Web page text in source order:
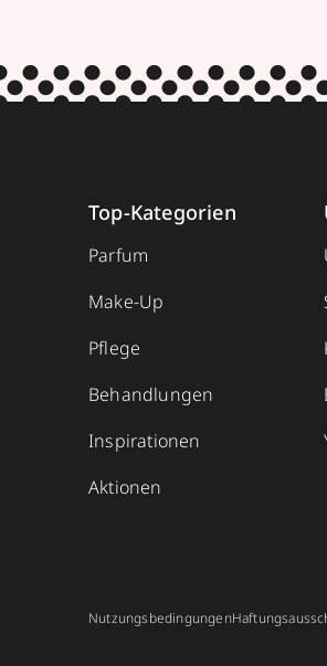
Top-Kategorien
Parfum
Make-Up
Pflege
Behandlungen
Inspirationen
Aktionen
Nutzungsbedingungen